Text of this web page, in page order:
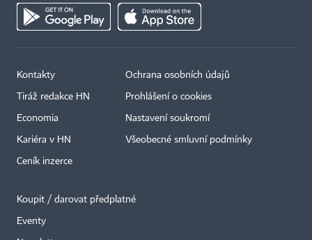
Kontakty
Tiráž redakce HN
Economia
Kariéra v HN
Ceník inzerce
Ochrana osobních údajů
Prohlášení o cookies
Nastavení soukromí
Všeobecné smluvní podmínky
Koupit / darovat předplatné
Eventy